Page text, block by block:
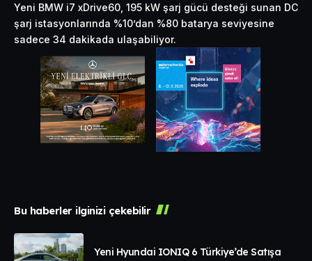
Yeni BMW i7 xDrive60, 195 kW şarj gücü desteği sunan DC
şarj istasyonlarında %10’dan %80 batarya seviyesine
sadece 34 dakikada ulaşabiliyor.
Bu haberler ilginizi çekebilir
Yeni Hyundai IONIQ 6 Türkiye’de Satışa